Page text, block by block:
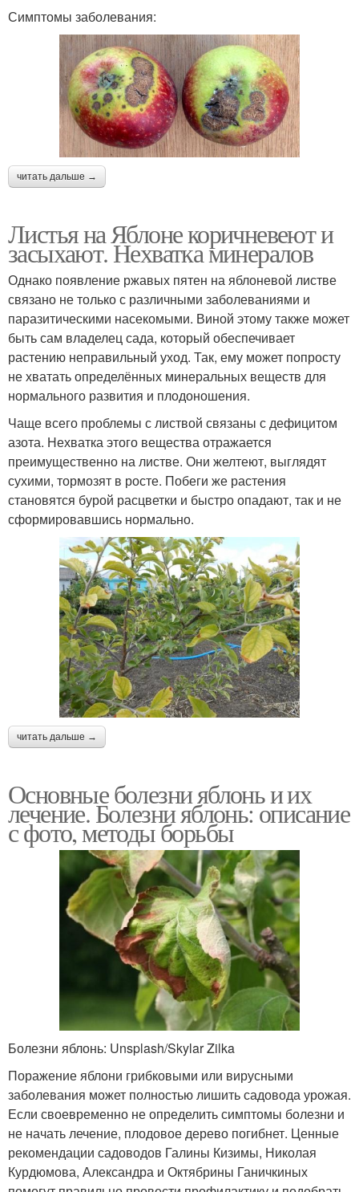
Симптомы заболевания:
читать дальше →
Листья на Яблоне коричневеют и
засыхают. Нехватка минералов
Однако появление ржавых пятен на яблоневой листве
связано не только с различными заболеваниями и
паразитическими насекомыми. Виной этому также может
быть сам владелец сада, который обеспечивает
растению неправильный уход. Так, ему может попросту
не хватать определённых минеральных веществ для
нормального развития и плодоношения.
Чаще всего проблемы с листвой связаны с дефицитом
азота. Нехватка этого вещества отражается
преимущественно на листве. Они желтеют, выглядят
сухими, тормозят в росте. Побеги же растения
становятся бурой расцветки и быстро опадают, так и не
сформировавшись нормально.
читать дальше →
Основные болезни яблонь и их
лечение. Болезни яблонь: описание
с фото, методы борьбы
Болезни яблонь: Unsplash/Skylar Zilka
Поражение яблони грибковыми или вирусными
заболевания может полностью лишить садовода урожая.
Если своевременно не определить симптомы болезни и
не начать лечение, плодовое дерево погибнет. Ценные
рекомендации садоводов Галины Кизимы, Николая
Курдюмова, Александра и Октябрины Ганичкиных